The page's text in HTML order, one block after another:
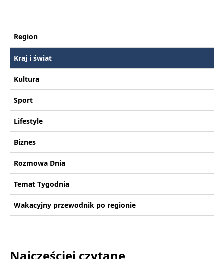
Region
Kraj i świat
Kultura
Sport
Lifestyle
Biznes
Rozmowa Dnia
Temat Tygodnia
Wakacyjny przewodnik po regionie
Najczęściej czytane